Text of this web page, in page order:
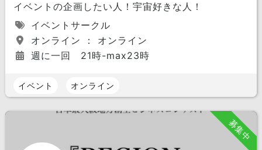
イベントの企画したい人！宇宙好きな人！
イベントサークル
オンライン ： オンライン
週に一回 21時-max23時
イベント オンライン
募集中